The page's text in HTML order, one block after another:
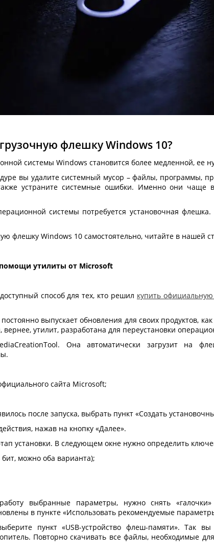
флешку Windows 10?
системы Windows становится более медленной, ее
вы удалите системный мусор – файлы, программы,
устраните системные ошибки. Именно они чаще
системы потребуется установочная
флешку Windows 10 самостоятельно, читайте в нашей
утилиты от Microsoft
способ для тех, кто решил купить
выпускает обновления для своих продуктов,
утилит, разработана для переустановки
Она автоматически загрузит на
сайта Microsoft;
после запуска, выбрать пункт «Создать
нажав на кнопку «Далее».
установки. В следующем окне нужно определить
бит, можно оба варианта);
выбранные параметры, нужно снять
в пункте «Использовать рекомендуемые
пункт «USB-устройство флеш-памяти». Так вы
Повторно скачивать все файлы, необходимые